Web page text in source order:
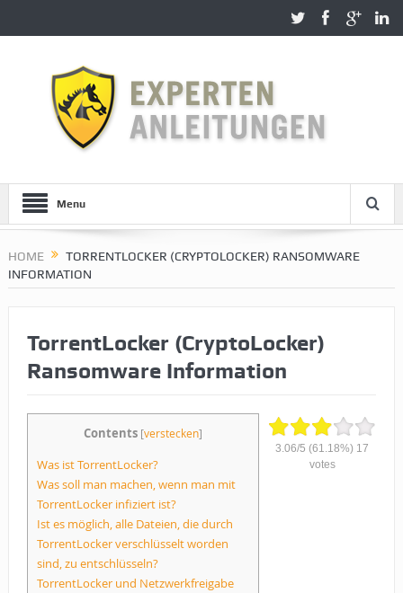
Menu
HOME
TORRENTLOCKER (CRYPTOLOCKER) RANSOMWARE
INFORMATION
TorrentLocker (CryptoLocker)
Ransomware Information
3.06/5 (61.18%) 17
votes
Contents [verstecken]
Was ist TorrentLocker?
Was soll man machen, wenn man mit
TorrentLocker infiziert ist?
Ist es möglich, alle Dateien, die durch
TorrentLocker verschlüsselt worden
sind, zu entschlüsseln?
TorrentLocker und Netzwerkfreigabe